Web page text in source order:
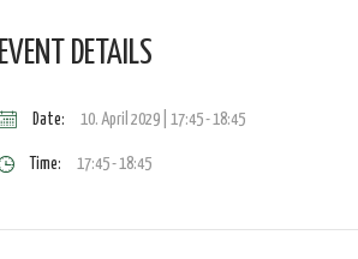
EVENT DETAILS
Date: 10. April 2029 | 17:45-18:45
Time: 17:45 - 18:45